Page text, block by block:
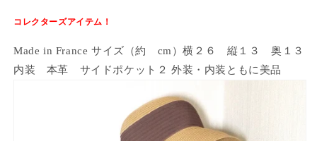
コレクターズアイテム！
Made in France サイズ（約 cm）横２６ 縦１３ 奥１３
内装 本革 サイドポケット２ 外装・内装ともに美品